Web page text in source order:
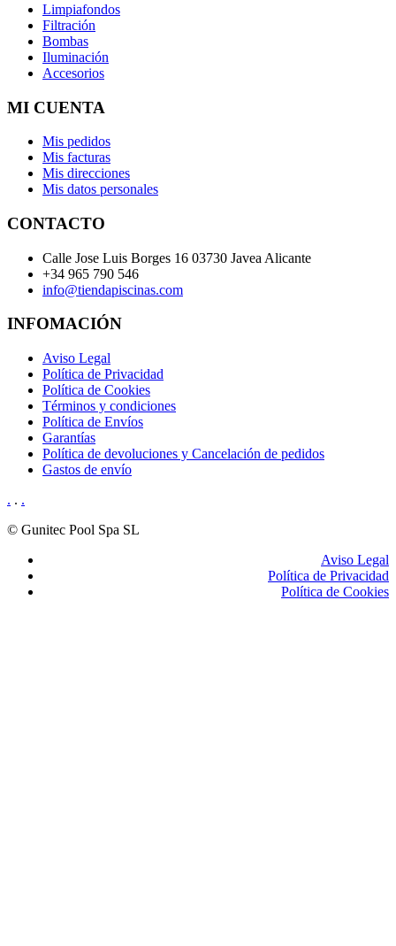
Limpiafondos
Filtración
Bombas
Iluminación
Accesorios
MI CUENTA
Mis pedidos
Mis facturas
Mis direcciones
Mis datos personales
CONTACTO
Calle Jose Luis Borges 16 03730 Javea Alicante
+34 965 790 546
info@tiendapiscinas.com
INFOMACIÓN
Aviso Legal
Política de Privacidad
Política de Cookies
Términos y condiciones
Política de Envíos
Garantías
Política de devoluciones y Cancelación de pedidos
Gastos de envío
. . .
© Gunitec Pool Spa SL
Aviso Legal
Política de Privacidad
Política de Cookies